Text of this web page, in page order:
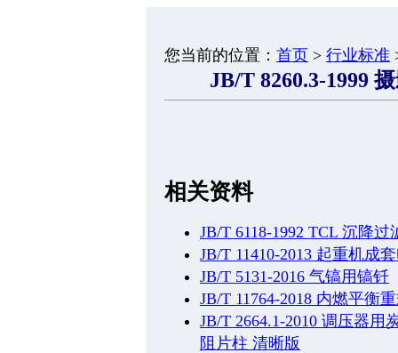
您当前的位置： 首页 > 行业标准
JB/T 8260.3-1999
相关资料
JB/T 6118-1992 TCL 沉降过
JB/T 11410-2013 起重机成
JB/T 5131-2016 气镐用镐钎
JB/T 11764-2018 内燃平衡
JB/T 2664.1-2010 调压器
阻片柱 清晰版